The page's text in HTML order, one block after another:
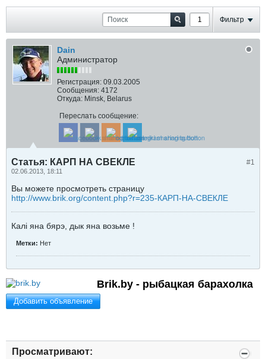
Фильтр
Dain
Администратор
Регистрация: 09.03.2005
Сообщения: 4172
Откуда: Minsk, Belarus
Переслать сообщение:
#1
Статья: КАРП НА СВЕКЛЕ
02.06.2013, 18:11
Вы можете просмотреть страницу
http://www.brik.org/content.php?r=235-КАРП-НА-СВЕКЛЕ
Калi яна бярэ, дык яна возьме !
Метки: Нет
Brik.by - рыбацкая барахолка
Добавить объявление
Просматривают: